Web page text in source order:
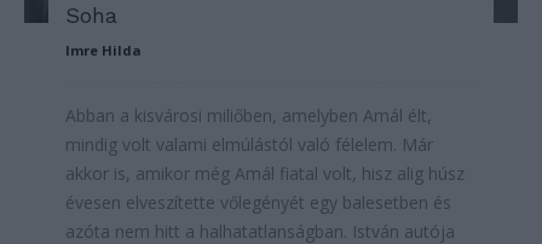
Soha
Imre Hilda
Abban a kisvárosi miliőben, amelyben Amál élt,
mindig volt valami elmúlástól való félelem. Már
akkor is, amikor még Amál fiatal volt, hisz alig húsz
évesen elveszítette vőlegényét egy balesetben és
azóta nem hitt a halhatatlanságban. István autója